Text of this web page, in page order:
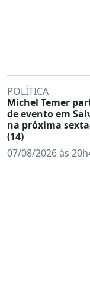
POLÍTICA
Michel Temer
de evento em
na próxima
(14)
07/08/2026 às